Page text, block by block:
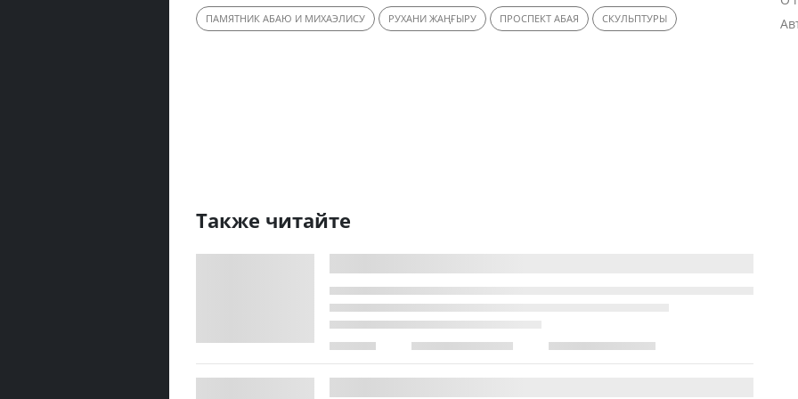
ПАМЯТНИК АБАЮ И МИХАЭЛИСУ РУХАНИ ЖАҢҒЫРУ ПРОСПЕКТ АБАЯ СКУЛЬПТУРЫ
Также читайте